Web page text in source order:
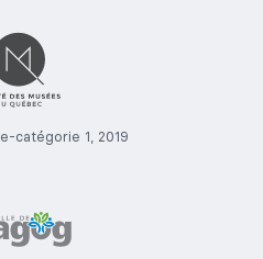
catégorie 1, 2019